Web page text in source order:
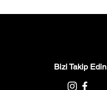
Bizi Takip Edin